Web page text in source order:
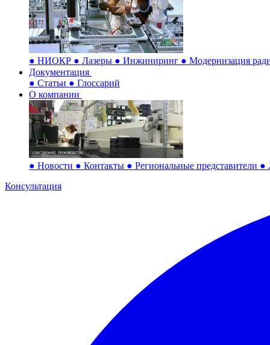
● НИОКР ● Лазеры ● Инжиниринг ● Модернизация
Документация
● Статьи ● Глоссарий
О компании
● Новости ● Контакты ● Региональные представители ●
Консультация